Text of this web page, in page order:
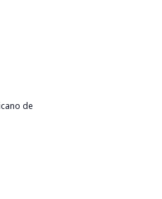
de